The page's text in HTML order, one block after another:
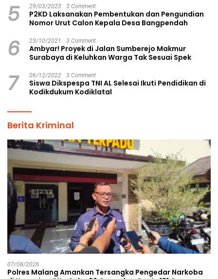
5 29/03/2023 3 Comment
P2KD Laksanakan Pembentukan dan Pengundian
Nomor Urut Calon Kepala Desa Bangpendah
6 23/10/2021 3 Comment
Ambyar! Proyek di Jalan Sumberejo Makmur
Surabaya di Keluhkan Warga Tak Sesuai Spek
7 06/12/2022 3 Comment
Siswa Dikspespa TNI AL Selesai Ikuti Pendidikan di
Kodikdukum Kodiklatal
Berita Kriminal
07/08/2026
Polres Malang Amankan Tersangka Pengedar Narkoba